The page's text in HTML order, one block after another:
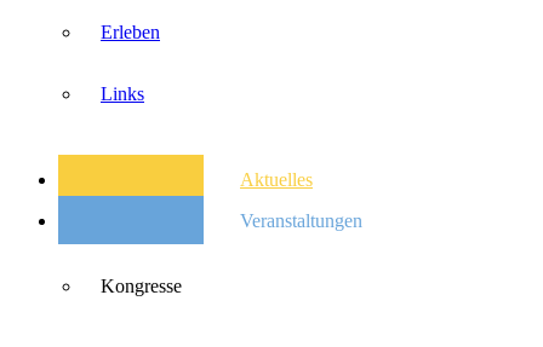
Erleben
Links
Aktuelles
Veranstaltungen
Kongresse